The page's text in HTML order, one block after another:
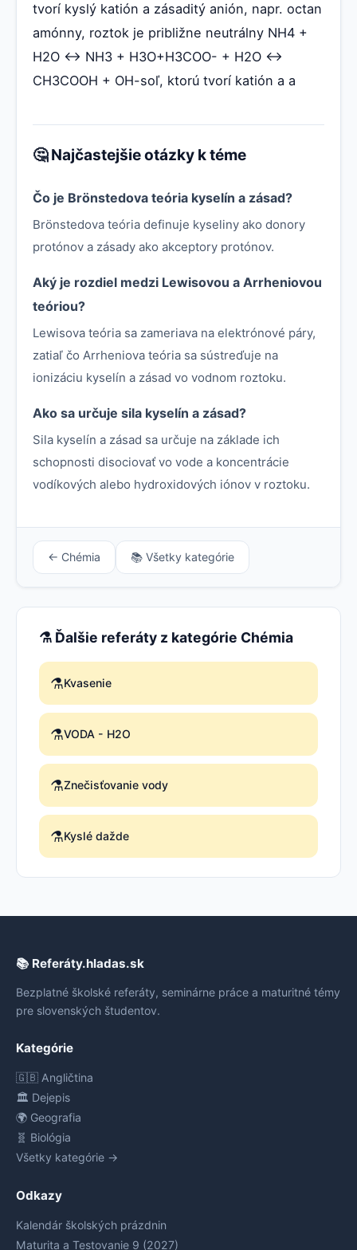
tvorí kyslý katión a zásaditý anión, napr. octan
amónny, roztok je približne neutrálny NH4 +
H2O ↔ NH3 + H3O+H3COO- + H2O ↔
CH3COOH + OH-soľ, ktorú tvorí katión a a
🤔 Najčastejšie otázky k téme
Čo je Brönstedova teória kyselín a zásad?
Brönstedova teória definuje kyseliny ako donory
protónov a zásady ako akceptory protónov.
Aký je rozdiel medzi Lewisovou a Arrheniovou
teóriou?
Lewisova teória sa zameriava na elektrónové páry,
zatiaľ čo Arrheniova teória sa sústreďuje na
ionizáciu kyselín a zásad vo vodnom roztoku.
Ako sa určuje sila kyselín a zásad?
Sila kyselín a zásad sa určuje na základe ich
schopnosti disociovať vo vode a koncentrácie
vodíkových alebo hydroxidových iónov v roztoku.
← Chémia 📚 Všetky kategórie
⚗️ Ďalšie referáty z kategórie Chémia
⚗️Kvasenie
⚗️VODA - H2O
⚗️Znečisťovanie vody
⚗️Kyslé dažde
📚 Referáty.hladas.sk
Bezplatné školské referáty, seminárne práce a maturitné témy
pre slovenských študentov.
Kategórie
🇬🇧 Angličtina
🏛️ Dejepis
🌍 Geografia
🧬 Biológia
Všetky kategórie →
Odkazy
Kalendár školských prázdnin
Maturita a Testovanie 9 (2027)